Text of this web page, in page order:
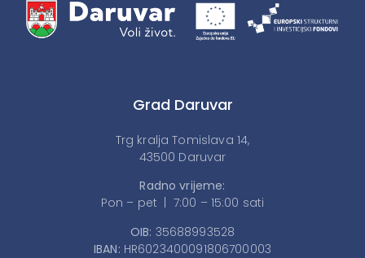
Grad Daruvar
Trg kralja Tomislava 14,
43500 Daruvar
Radno vrijeme:
Pon – pet | 7:00 – 15:00 sati
OIB: 35688993528
IBAN: HR6023400091806700003